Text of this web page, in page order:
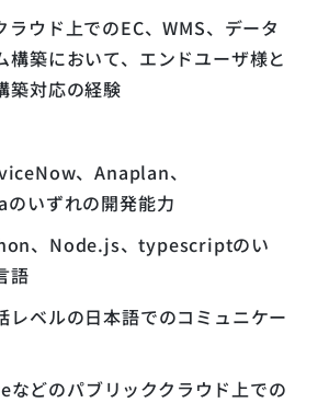
ラウド上でのEC、WMS、データ
構築において、エンドユーザ様と
築対応の経験
、Anaplan、
いずれの開発能力
、Node.js、typescriptのい
語
レベルの日本語でのコミュニケー
などのパブリッククラウド上での